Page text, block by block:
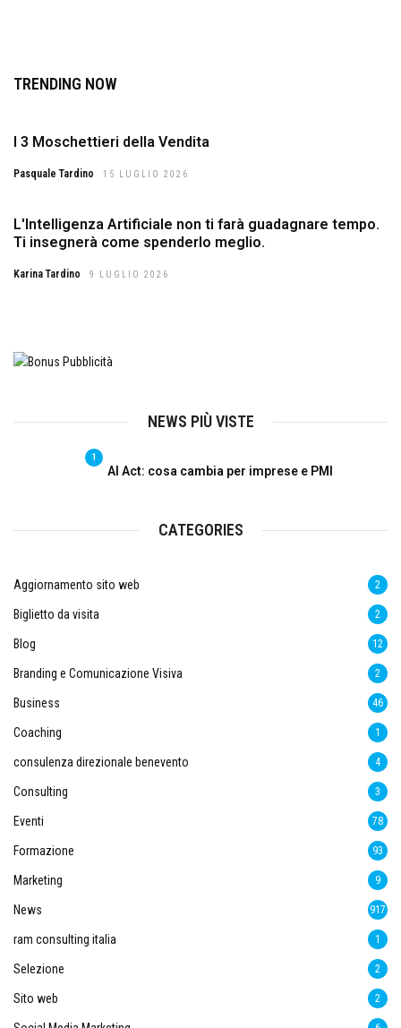
TRENDING NOW
I 3 Moschettieri della Vendita
Pasquale Tardino 15 LUGLIO 2026
L'Intelligenza Artificiale non ti farà guadagnare tempo.
Ti insegnerà come spenderlo meglio.
Karina Tardino 9 LUGLIO 2026
NEWS PIÙ VISTE
1
AI Act: cosa cambia per imprese e PMI
CATEGORIES
Aggiornamento sito web 2
Biglietto da visita 2
Blog 12
Branding e Comunicazione Visiva 2
Business 46
Coaching 1
consulenza direzionale benevento 4
Consulting 3
Eventi 78
Formazione 93
Marketing 9
News 917
ram consulting italia 1
Selezione 2
Sito web 2